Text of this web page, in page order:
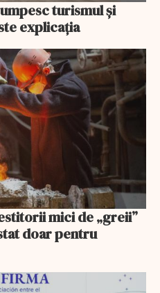
turismul și
explicația
mici de „greii”
doar pentru